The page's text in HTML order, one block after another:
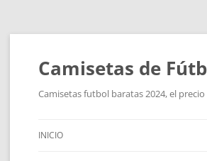
Camisetas de
Camisetas futbol baratas 2024, el
INICIO